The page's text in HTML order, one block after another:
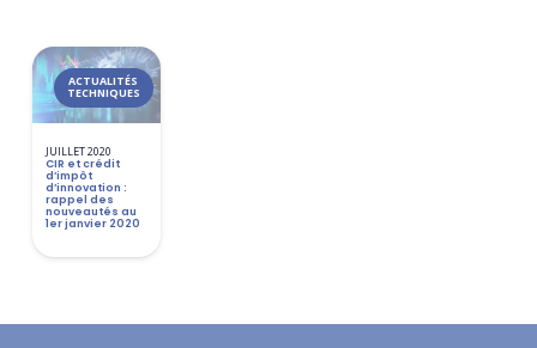
ACTUALITÉS
TECHNIQUES
JUILLET 2020
CIR et crédit
d’impôt
d’innovation :
rappel des
nouveautés au
1er janvier 2020